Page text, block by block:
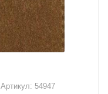
Артикул: 54947